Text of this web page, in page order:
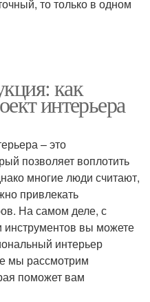
то только в одном
как
интерьера
– это
позволяет воплотить
многие люди считают,
привлекать
На самом деле, с
вы можете
интерьер
мы рассмотрим
поможет вам